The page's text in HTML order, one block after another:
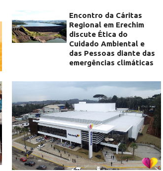
Encontro da Cáritas
Regional em Erechim
discute Ética do
Cuidado Ambiental e
das Pessoas diante das
emergências climáticas